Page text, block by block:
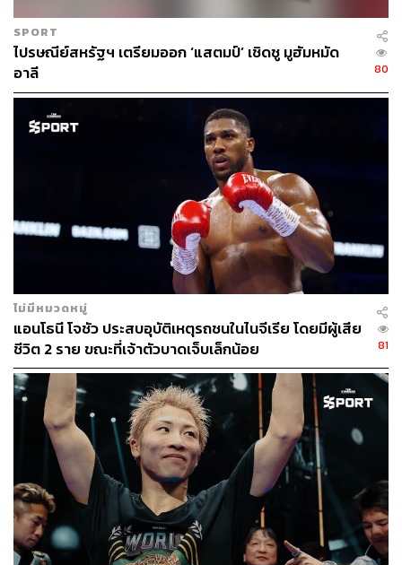
SPORT
ไปรษณีย์สหรัฐฯ เตรียมออก ‘แสตมป์’ เชิดชู มูฮัมหมัด
อาลี
80
ไม่มีหมวดหมู่
แอนโธนี โจชัว ประสบอุบัติเหตุรถชนในไนจีเรีย โดยมีผู้เสีย
ชีวิต 2 ราย ขณะที่เจ้าตัวบาดเจ็บเล็กน้อย
81